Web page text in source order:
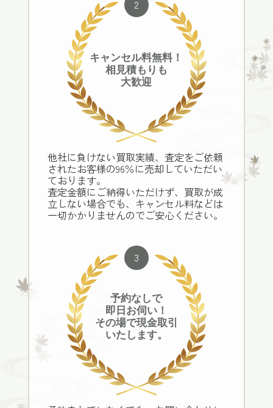
2
キャンセル料無料！
相見積もりも
大歓迎
他社に負けない買取実績、査定をご依頼
されたお客様の96％に売却していただい
ております。
査定金額にご納得いただけず、買取が成
立しない場合でも、キャンセル料などは
一切かかりませんのでご安心ください。
3
予約なしで
即日お伺い！
その場で現金取引
いたします。